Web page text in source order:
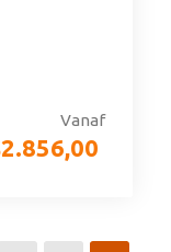
Vanaf
2.856,00